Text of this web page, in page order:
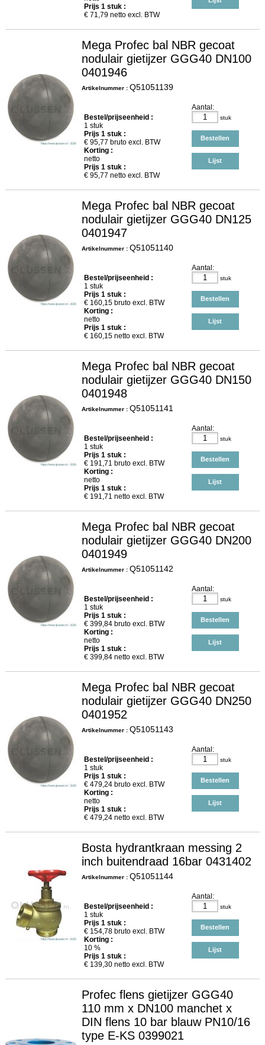
Prijs 1stuk :
€ 71,79netto excl. BTW
Mega Profec bal NBR gecoat
nodulair gietijzer GGG40 DN100
0401946
Artikelnummer : Q51051139
Bestel/prijseenheid :
1 stuk
Prijs 1stuk :
€ 95,77 bruto excl. BTW
Korting :
netto
Prijs 1stuk :
€ 95,77 netto excl. BTW
Aantal:
stuk
Bestellen
Lijst
Mega Profec bal NBR gecoat
nodulair gietijzer GGG40 DN125
0401947
Artikelnummer : Q51051140
Bestel/prijseenheid :
1 stuk
Prijs 1stuk :
€ 160,15bruto excl. BTW
Korting :
netto
Prijs 1stuk :
€ 160,15netto excl. BTW
Aantal:
stuk
Bestellen
Lijst
Mega Profec bal NBR gecoat
nodulair gietijzer GGG40 DN150
0401948
Artikelnummer : Q51051141
Bestel/prijseenheid :
1 stuk
Prijs 1stuk :
€ 191,71 bruto excl. BTW
Korting :
netto
Prijs 1stuk :
€ 191,71 netto excl. BTW
Aantal:
stuk
Bestellen
Lijst
Mega Profec bal NBR gecoat
nodulair gietijzer GGG40 DN200
0401949
Artikelnummer : Q51051142
Bestel/prijseenheid :
1 stuk
Prijs 1stuk :
€ 399,84bruto excl. BTW
Korting :
netto
Prijs 1stuk :
€ 399,84netto excl. BTW
Aantal:
stuk
Bestellen
Lijst
Mega Profec bal NBR gecoat
nodulair gietijzer GGG40 DN250
0401952
Artikelnummer : Q51051143
Bestel/prijseenheid :
1 stuk
Prijs 1stuk :
€ 479,24bruto excl. BTW
Korting :
netto
Prijs 1stuk :
€ 479,24netto excl. BTW
Aantal:
stuk
Bestellen
Lijst
Bosta hydrantkraan messing 2
inch buitendraad 16bar 0431402
Artikelnummer : Q51051144
Bestel/prijseenheid :
1 stuk
Prijs 1stuk :
€ 154,78bruto excl. BTW
Korting :
10 %
Prijs 1stuk :
€ 139,30netto excl. BTW
Aantal:
stuk
Bestellen
Lijst
Profec flens gietijzer GGG40
110 mm x DN100 manchet x
DIN flens 10 bar blauw PN10/16
type E-KS 0399021